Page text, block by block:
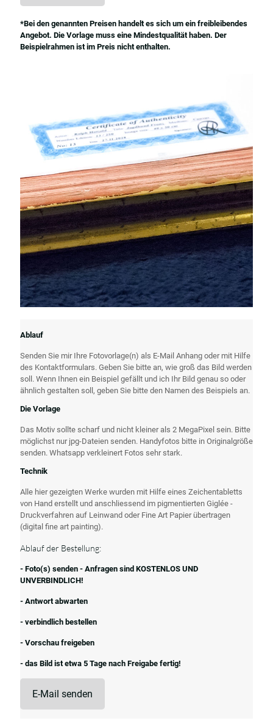
*Bei den genannten Preisen handelt es sich um ein freibleibendes
Angebot. Die Vorlage muss eine Mindestqualität haben. Der
Beispielrahmen ist im Preis nicht enthalten.
Ablauf
Senden Sie mir Ihre Fotovorlage(n) als E-Mail Anhang oder mit Hilfe
des Kontaktformulars. Geben Sie bitte an, wie groß das Bild werden
soll. Wenn Ihnen ein Beispiel gefällt und ich Ihr Bild genau so oder
ähnlich gestalten soll, geben Sie bitte den Namen des Beispiels an.
Die Vorlage
Das Motiv sollte scharf und nicht kleiner als 2 MegaPixel sein. Bitte
möglichst nur jpg-Dateien senden. Handyfotos bitte in Originalgröße
senden. Whatsapp verkleinert Fotos sehr stark.
Technik
Alle hier gezeigten Werke wurden mit Hilfe eines Zeichentabletts
von Hand erstellt und anschliessend im pigmentierten Giglée -
Druckverfahren auf Leinwand oder Fine Art Papier übertragen
(digital fine art painting).
Ablauf der Bestellung:
- Foto(s) senden - Anfragen sind KOSTENLOS UND
UNVERBINDLICH!
- Antwort abwarten
- verbindlich bestellen
- Vorschau freigeben
- das Bild ist etwa 5 Tage nach Freigabe fertig!
E-Mail senden